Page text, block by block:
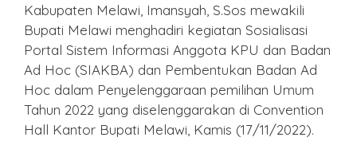
Kabupaten Melawi, Imansyah, S.Sos mewakili
Bupati Melawi menghadiri kegiatan Sosialisasi
Portal Sistem Informasi Anggota KPU dan Badan
Ad Hoc (SIAKBA) dan Pembentukan Badan Ad
Hoc dalam Penyelenggaraan pemilihan Umum
Tahun 2022 yang diselenggarakan di Convention
Hall Kantor Bupati Melawi, Kamis (17/11/2022).